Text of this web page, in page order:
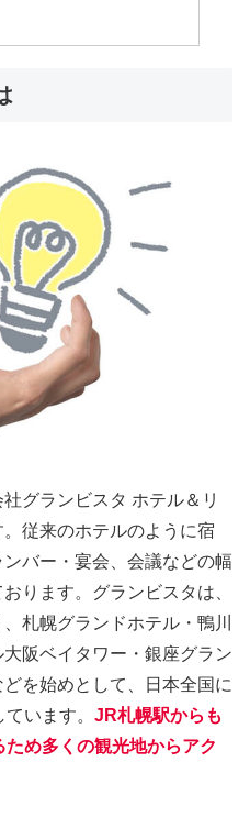
グランビスタ ホテル＆リ
従来のホテルのように宿
バー・宴会、会議などの幅
ります。グランビスタは、
札幌グランドホテル・鴨川
阪ベイタワー・銀座グラン
を始めとして、日本全国に
います。 JR札幌駅からも
め多くの観光地からアク